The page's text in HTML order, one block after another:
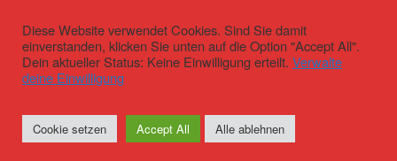
Diese Website verwendet Cookies. Sind Sie damit
einverstanden, klicken Sie unten auf die Option "Accept All".
Dein aktueller Status: Keine Einwilligung erteilt. Verwalte
deine Einwilligung
Cookie setzen Accept All Alle ablehnen